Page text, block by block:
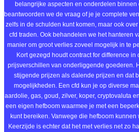
belangrijke aspecten en onderdelen binnen
beantwoorden we de vraag of je je complete
zelfs in de schulden kunt komen, maar ook
cfd traden. Ook behandelen we het hanteren
manier om groot verlies zoveel mogelijk in te perken. Contract for
Kort gezegd houdt contract for difference
prijsverschillen van onderliggende goederen.
stijgende prijzen als dalende prijzen en dat
mogelijkheden. Een cfd kun je op diverse
aardolie, gas, goud, zilver, koper, cryptovaluta
een eigen hefboom waarmee je met een
kunt bereiken. Vanwege die hefboom
Keerzijde is echter dat het met verlies net zo